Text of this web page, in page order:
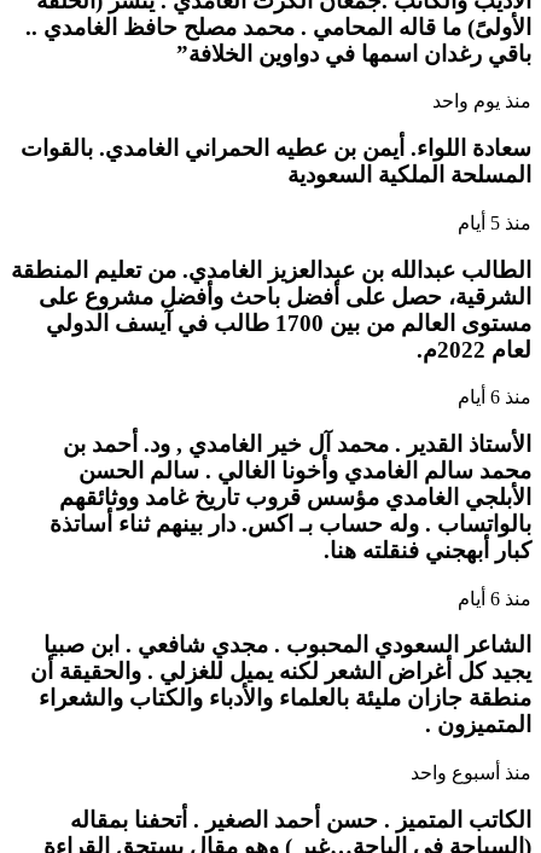
الأولىً) ما قاله المحامي . محمد مصلح حافظ الغامدي ..
باقي رغدان اسمها في دواوين الخلافة”
منذ يوم واحد
سعادة اللواء. أيمن بن عطيه الحمراني الغامدي. بالقوات
المسلحة الملكية السعودية
منذ 5 أيام
الطالب عبدالله بن عبدالعزيز الغامدي. من تعليم المنطقة
الشرقية، حصل على أفضل باحث وأفضل مشروع على
مستوى العالم من بين 1700 طالب في آيسف الدولي
لعام 2022م.
منذ 6 أيام
الأستاذ القدير . محمد آل خير الغامدي , ود. أحمد بن
محمد سالم الغامدي وأخونا الغالي . سالم الحسن
الأبلجي الغامدي مؤسس قروب تاريخ غامد ووثائقهم
بالواتساب . وله حساب بـ اكس. دار بينهم ثناء أساتذة
كبار أبهجني فنقلته هنا.
منذ 6 أيام
الشاعر السعودي المحبوب . مجدي شافعي . ابن صبيا
يجيد كل أغراض الشعر لكنه يميل للغزلي . والحقيقة أن
منطقة جازان مليئة بالعلماء والأدباء والكتاب والشعراء
المتميزون .
منذ أسبوع واحد
الكاتب المتميز . حسن أحمد الصغير . أتحفنا بمقاله
(السياحة في الباحة…غير ) وهو مقال يستحق القراءة